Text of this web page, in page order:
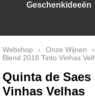
Rode Druiven
Geschenkideeën
Webshop › Onze Wijnen ›
Blend 2018 Tinto Vinhas
Quinta de
Vinhas Velhas